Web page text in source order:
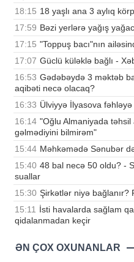
18:15 18 yaşlı ana 3 aylıq
17:59 Bəzi yerlərə yağış
17:15 "Toppuş bacı"nın
17:07 Güclü küləklə bağlı -
16:53 Gədəbəydə 3 məktəb
aqibəti necə olacaq?
16:33 Ülviyyə İlyasova fəhləyə
16:14 "Oğlu Almaniyada təhsil
gəlmədiyini bilmirəm"
15:44 Məhkəmədə Sənubər
15:40 48 bal necə 50 oldu? -
suallar
15:30 Şirkətlər niyə
15:11 İsti havalarda sağlam
qidalanmadan keçir
ƏN ÇOX OXUNANLAR